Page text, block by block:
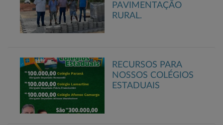
PAVIMENTAÇÃO
RURAL.
RECURSOS PARA
NOSSOS COLÉGIOS
ESTADUAIS